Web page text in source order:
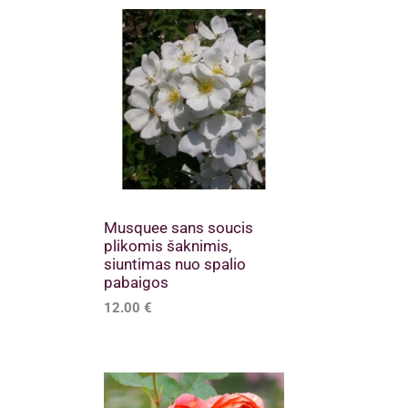
Musquee sans soucis
plikomis šaknimis,
siuntimas nuo spalio
pabaigos
12.00 €